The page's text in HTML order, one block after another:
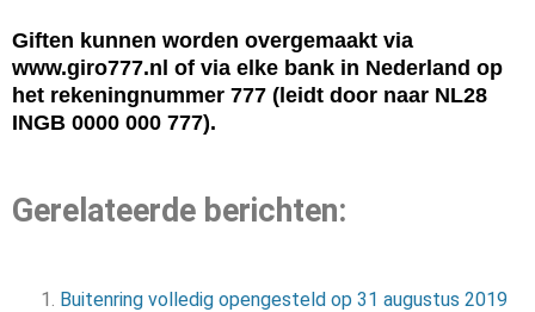
Giften kunnen worden overgemaakt via
www.giro777.nl of via elke bank in Nederland op
het rekeningnummer 777 (leidt door naar NL28
INGB 0000 000 777).
Gerelateerde berichten:
Buitenring volledig opengesteld op 31 augustus 2019